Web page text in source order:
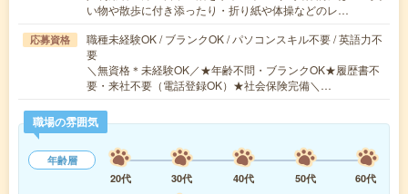
い物や散歩に付き添ったり・折り紙や体操などのレ…
応募資格
職種未経験OK / ブランクOK / パソコンスキル不要 / 英語力不
要
＼無資格＊未経験OK／★年齢不問・ブランクOK★履歴書不
要・来社不要（電話登録OK）★社会保険完備＼…
職場の雰囲気
年齢層
20代
30代 40代 50代
60代